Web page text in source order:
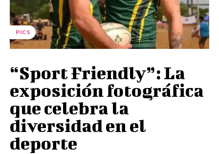
PICS
“Sport Friendly”: La
exposición fotográfica
que celebra la
diversidad en el
deporte